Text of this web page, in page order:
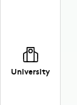
University